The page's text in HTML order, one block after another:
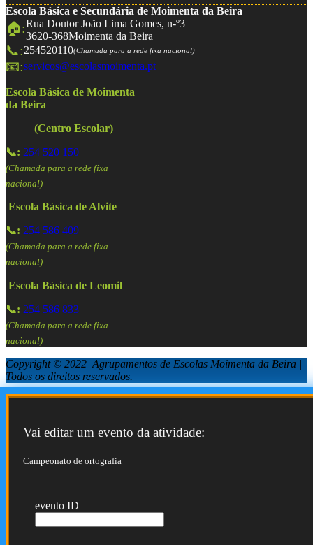
Escola Básica e Secundária de Moimenta da Beira
🏠:Rua Doutor João Lima Gomes, n-º3
3620-368Moimenta da Beira
📞:254520110(Chamada para a rede fixa nacional)
📧:servicos@escolasmoimenta.pt
Escola Básica de Moimenta
da Beira
(Centro Escolar)
📞: 254 520 150
(Chamada para a rede fixa
nacional)
Escola Básica de Alvite
📞: 254 586 409
(Chamada para a rede fixa
nacional)
Escola Básica de Leomil
📞: 254 586 833
(Chamada para a rede fixa
nacional)
Copyright © 2022 Agrupamentos de Escolas Moimenta da Beira |
Todos os direitos reservados.
Vai editar um evento da atividade:
Campeonato de ortografia
evento ID